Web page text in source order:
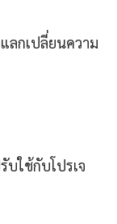
ลกเปลี่ยนความ
ใช้กับโปรเจ